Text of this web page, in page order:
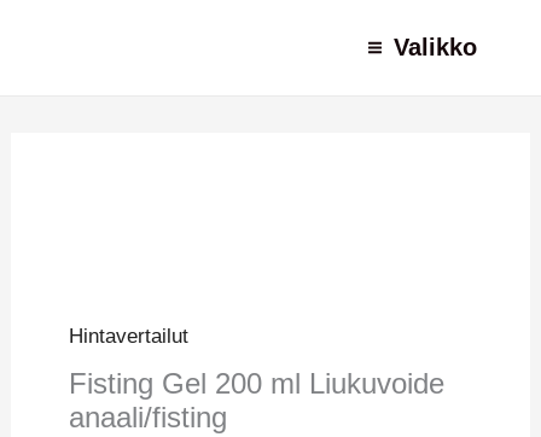
Valikko
Hintavertailut
Fisting Gel 200 ml Liukuvoide
anaali/fisting